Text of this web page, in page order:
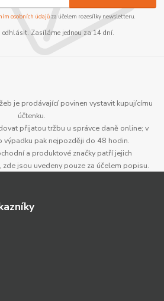
osobních údajůza účelem rozesílky newsletteru.
odhlásit. Zasíláme jednou za 14 dní.
je prodávající povinen vystavit kupujícímu
účtenku.
přijatou tržbu u správce daně online; v
výpadku pak nejpozději do 48 hodin.
a produktové značky patří jejich
jsou uvedeny pouze za účelem popisu.